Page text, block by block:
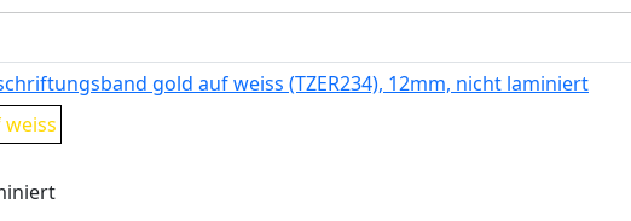
gold auf weiss (TZER234), 12mm, nicht laminiert